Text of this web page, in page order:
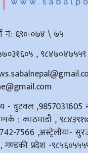
नं: ६९०-०७४ \ ७५
, ९८४७०४७५५९
- वुटवल ,9857031605
: काठमाडौ ,
7566 ,अस्ट्रेलीया-
प्रदेश -